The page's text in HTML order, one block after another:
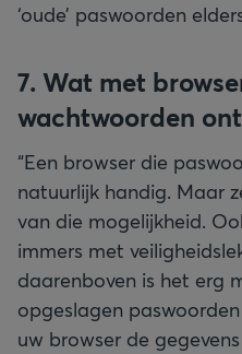
‘oude’ paswoorden
7. Wat met
wachtwoorden
“Een browser die
natuurlijk handig. Maar
van die mogelijkheid.
immers met
daarenboven is het erg
opgeslagen
uw browser de